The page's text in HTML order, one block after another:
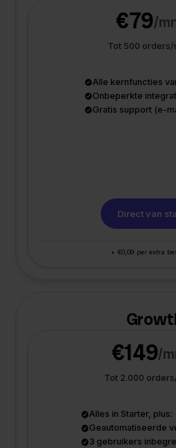
€79/
Tot 500 orders/
Alle kernfuncties
Onbeperkte
Gratis support (e-
Direct van
+ €0,09 per extra
€149/
Tot 2.000
Alles in Starter, plus:
Geautomatiseerde
3 gebruikers